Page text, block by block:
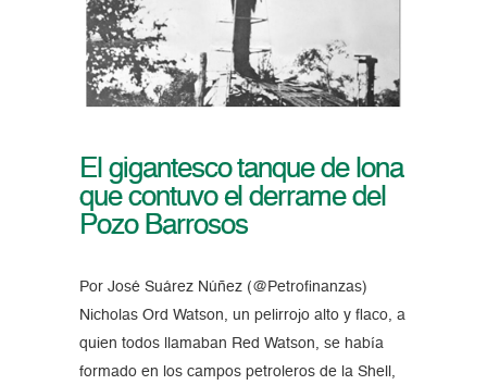
El gigantesco tanque de lona
que contuvo el derrame del
Pozo Barrosos
Por José Suárez Núñez (@Petrofinanzas)
Nicholas Ord Watson, un pelirrojo alto y flaco, a
quien todos llamaban Red Watson, se había
formado en los campos petroleros de la Shell,